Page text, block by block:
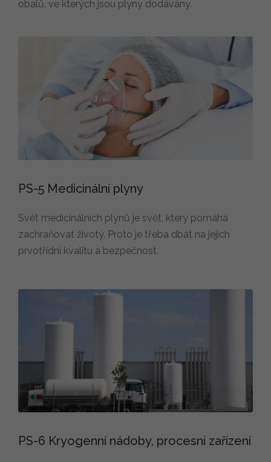
obalů, ve kterých jsou plyny dodávány.
PS-5 Medicinální plyny
Svět medicinálních plynů je svět, který pomáhá
zachraňovat životy. Proto je třeba dbát na jejich
prvotřídní kvalitu a bezpečnost.
PS-6 Kryogenní nádoby, procesní zařízení